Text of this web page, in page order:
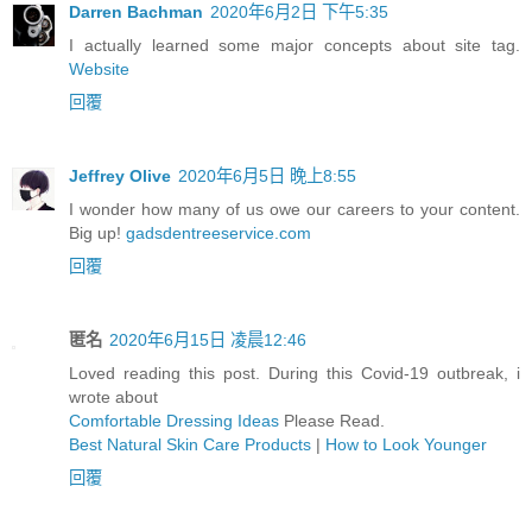
Darren Bachman 2020年6月2日 下午5:35
I actually learned some major concepts about site tag.
Website
回覆
Jeffrey Olive 2020年6月5日 晚上8:55
I wonder how many of us owe our careers to your content.
Big up! gadsdentreeservice.com
回覆
匿名 2020年6月15日 凌晨12:46
Loved reading this post. During this Covid-19 outbreak, i
wrote about
Comfortable Dressing Ideas Please Read.
Best Natural Skin Care Products | How to Look Younger
回覆